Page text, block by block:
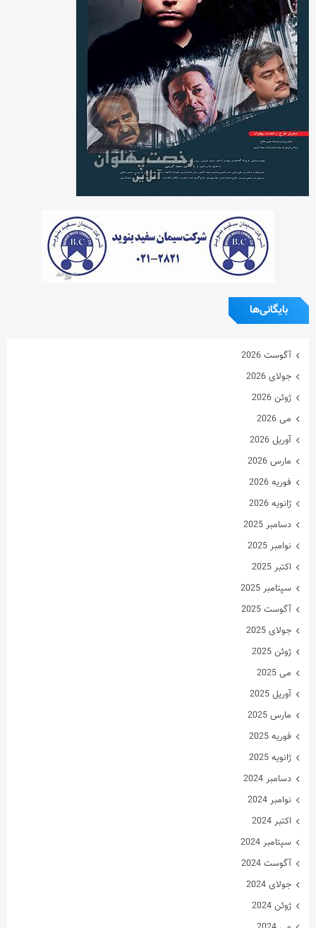
بایگانی‌ها
آگوست 2026
جولای 2026
ژوئن 2026
می 2026
آوریل 2026
مارس 2026
فوریه 2026
ژانویه 2026
دسامبر 2025
نوامبر 2025
اکتبر 2025
سپتامبر 2025
آگوست 2025
جولای 2025
ژوئن 2025
می 2025
آوریل 2025
مارس 2025
فوریه 2025
ژانویه 2025
دسامبر 2024
نوامبر 2024
اکتبر 2024
سپتامبر 2024
آگوست 2024
جولای 2024
ژوئن 2024